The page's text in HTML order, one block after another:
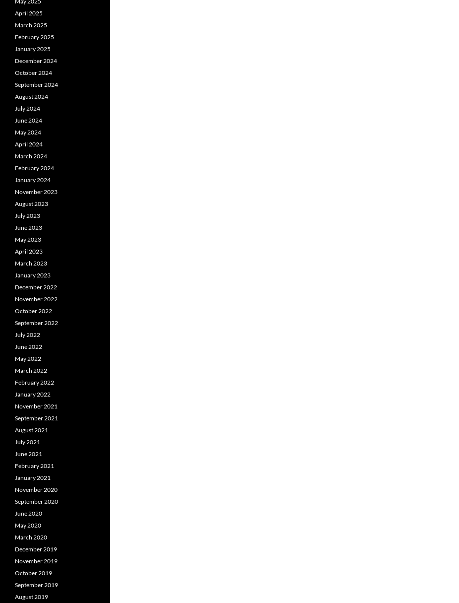
April 2025
March 2025
February 2025
January 2025
December 2024
October 2024
September 2024
August 2024
July 2024
June 2024
May 2024
April 2024
March 2024
February 2024
January 2024
November 2023
August 2023
July 2023
June 2023
May 2023
April 2023
March 2023
January 2023
December 2022
November 2022
October 2022
September 2022
July 2022
June 2022
May 2022
March 2022
February 2022
January 2022
November 2021
September 2021
August 2021
July 2021
June 2021
February 2021
January 2021
November 2020
September 2020
June 2020
May 2020
March 2020
December 2019
November 2019
October 2019
September 2019
August 2019